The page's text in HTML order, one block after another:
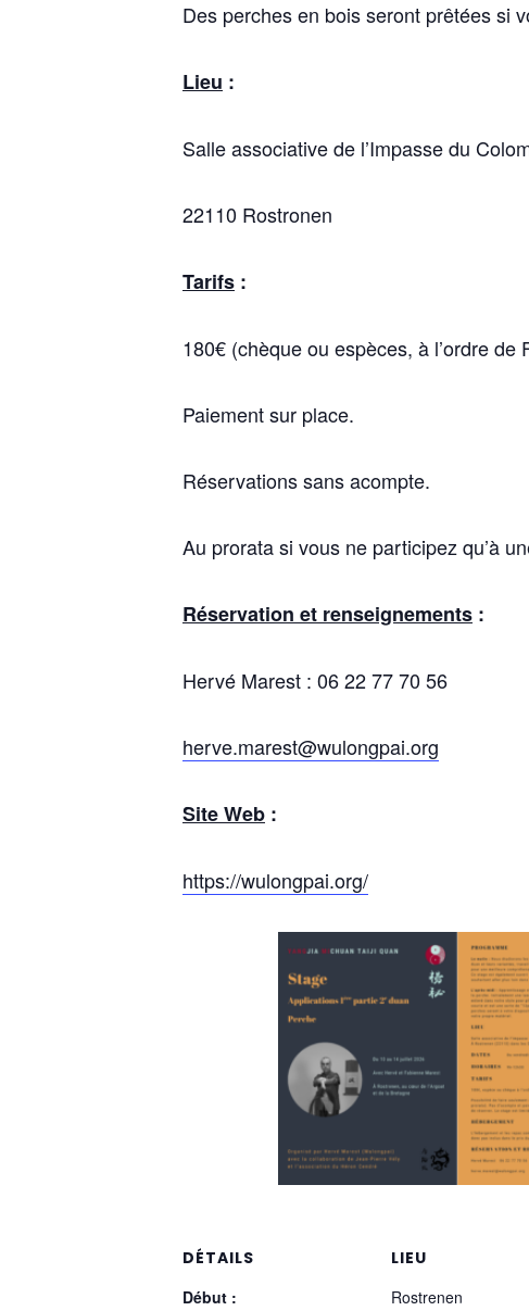
Des perches en bois seront prêtées si
Lieu :
Salle associative de l’Impasse du
22110 Rostronen
Tarifs :
180€ (chèque ou espèces, à l’ordre de
Paiement sur place.
Réservations sans acompte.
Au prorata si vous ne participez qu’à
Réservation et renseignements :
Hervé Marest : 06 22 77 70 56
herve.marest@wulongpai.org
Site Web :
https://wulongpai.org/
DÉTAILS
Début :
LIEU
Rostrenen